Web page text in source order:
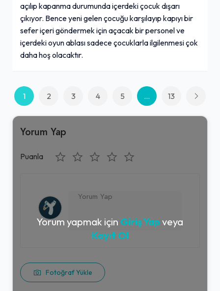
açılıp kapanma durumunda içerdeki çocuk dışarı
çıkıyor. Bence yeni gelen çocuğu karşılayıp kapıyı bir
sefer içeri göndermek için açacak bir personel ve
içerdeki oyun ablası sadece çocuklarla ilgilenmesi çok
daha hoş olacaktır.
1 2 3 4 5 ... 13
Yorum Yap
Puanla
Fotoğraf Yükle
Yorum yapmak için Giriş Yap veya
Kayıt Ol